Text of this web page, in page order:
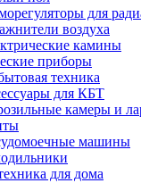
для
воздуха
камины
приборы
техника
для КБТ
камеры и
машины
для дома